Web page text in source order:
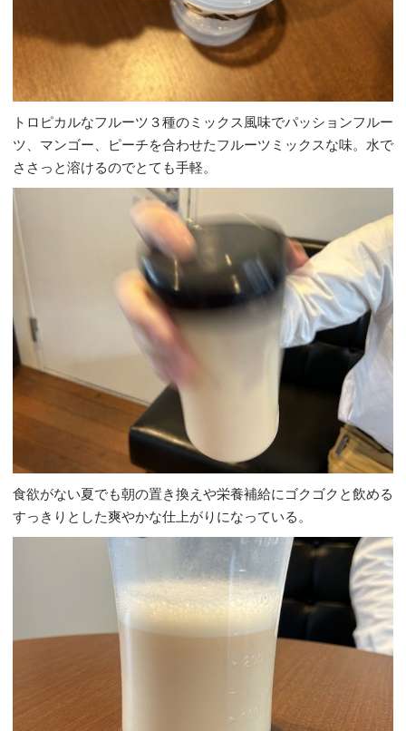
トロピカルなフルーツ３種のミックス風味でパッションフルー
ツ、マンゴー、ピーチを合わせたフルーツミックスな味。水で
ささっと溶けるのでとても手軽。
食欲がない夏でも朝の置き換えや栄養補給にゴクゴクと飲める
すっきりとした爽やかな仕上がりになっている。